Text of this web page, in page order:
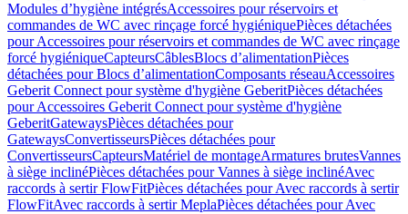
Modules d’hygiène intégrésAccessoires pour réservoirs et
commandes de WC avec rinçage forcé hygiéniquePièces détachées
pour Accessoires pour réservoirs et commandes de WC avec rinçage
forcé hygiéniqueCapteursCâblesBlocs d’alimentationPièces
détachées pour Blocs d’alimentationComposants réseauAccessoires
Geberit Connect pour système d'hygiène GeberitPièces détachées
pour Accessoires Geberit Connect pour système d'hygiène
GeberitGatewaysPièces détachées pour
GatewaysConvertisseursPièces détachées pour
ConvertisseursCapteursMatériel de montageArmatures brutesVannes
à siège inclinéPièces détachées pour Vannes à siège inclinéAvec
raccords à sertir FlowFitPièces détachées pour Avec raccords à sertir
FlowFitAvec raccords à sertir MeplaPièces détachées pour Avec